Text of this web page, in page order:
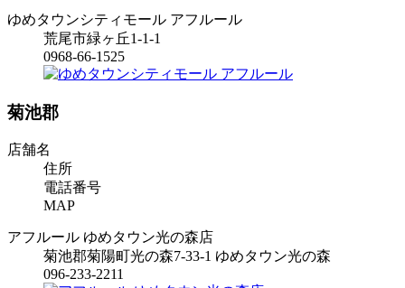
ゆめタウンシティモール アフルール
荒尾市緑ヶ丘1-1-1
0968-66-1525
菊池郡
店舗名
住所
電話番号
MAP
アフルール ゆめタウン光の森店
菊池郡菊陽町光の森7-33-1 ゆめタウン光の森
096-233-2211